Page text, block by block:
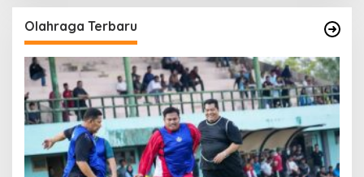
Olahraga Terbaru